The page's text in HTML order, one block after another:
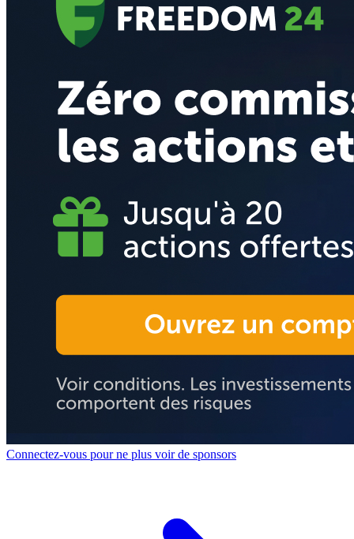
Connectez-vous pour ne plus voir de sponsors